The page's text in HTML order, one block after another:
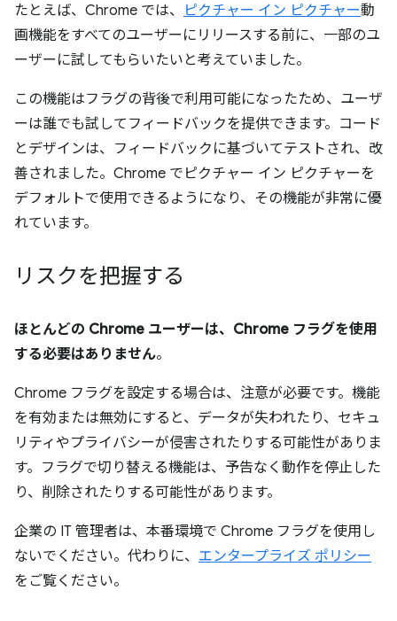
たとえば、Chrome では、 ピクチャー イン ピクチャー動
画機能をすべてのユーザーにリリースする前に、一部のユ
ーザーに試してもらいたいと考えていました。
この機能はフラグの背後で利用可能になったため、ユーザ
ーは誰でも試してフィードバックを提供できます。コード
とデザインは、フィードバックに基づいてテストされ、改
善されました。Chrome でピクチャー イン ピクチャーを
デフォルトで使用できるようになり、その機能が非常に優
れています。
リスクを把握する
ほとんどの Chrome ユーザーは、Chrome フラグを使用
する必要はありません。
Chrome フラグを設定する場合は、注意が必要です。機能
を有効または無効にすると、データが失われたり、セキュ
リティやプライバシーが侵害されたりする可能性がありま
す。フラグで切り替える機能は、予告なく動作を停止した
り、削除されたりする可能性があります。
企業の IT 管理者は、本番環境で Chrome フラグを使用し
ないでください。代わりに、 エンタープライズ ポリシー
をご覧ください。